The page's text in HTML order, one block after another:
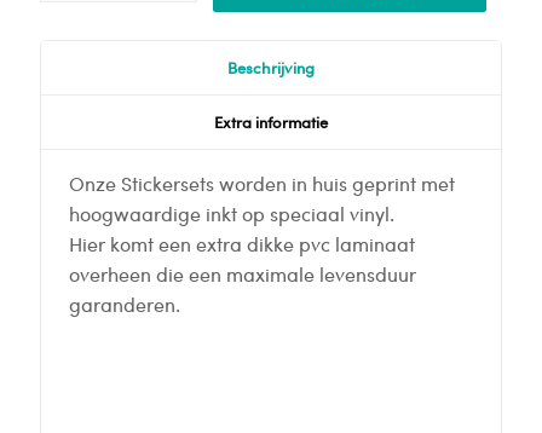
Beschrijving
Extra informatie
Onze Stickersets worden in huis geprint met
hoogwaardige inkt op speciaal vinyl.
Hier komt een extra dikke pvc laminaat
overheen die een maximale levensduur
garanderen.